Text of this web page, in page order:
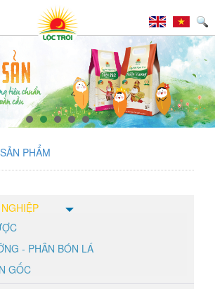
SẢN PHẨM
- PHÂN BÓN LÁ
GỐC